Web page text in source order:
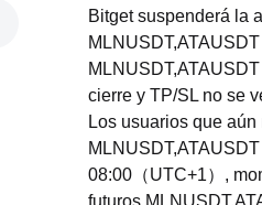
Bitget suspenderá la
cierre y TP/SL no se
Los usuarios que
08:00（UTC+1）,
futuros